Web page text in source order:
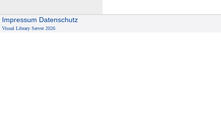
Impressum Datenschutz
Visual Library Server 2026